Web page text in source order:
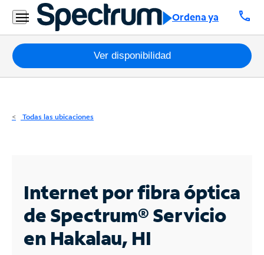
Ordena ya call
Residencial
Business
Paquetes
Internet
Business
Contáctanos
Ver disponibilidad
Todas las ubicaciones
Internet por fibra óptica
de Spectrum®Servicio
en Hakalau, HI